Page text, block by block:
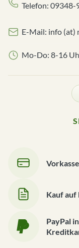
Telefon:
E-Mail: info (at)
Mo-Do: 8-16
Vorkasse
Kauf auf
PayPal